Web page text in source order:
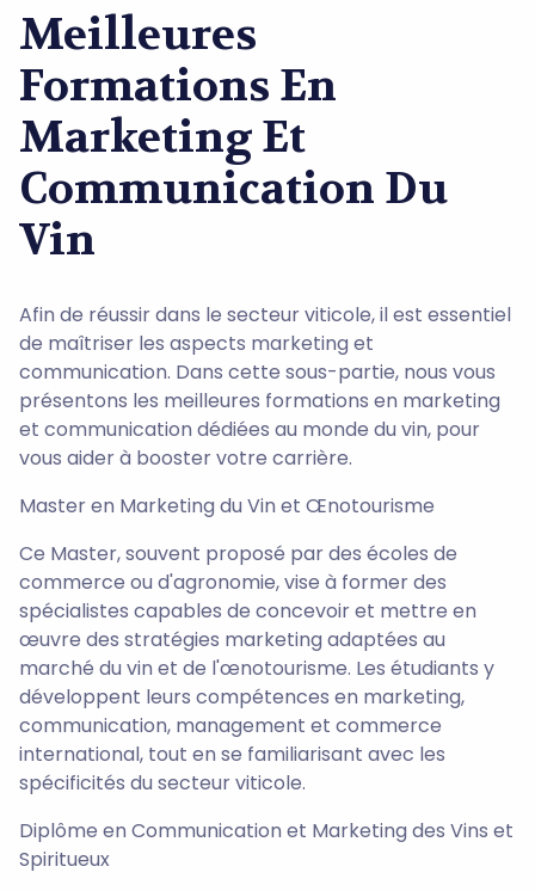
Meilleures
Formations En
Marketing Et
Communication Du
Vin
Afin de réussir dans le secteur viticole, il est essentiel
de maîtriser les aspects marketing et
communication. Dans cette sous-partie, nous vous
présentons les meilleures formations en marketing
et communication dédiées au monde du vin, pour
vous aider à booster votre carrière.
Master en Marketing du Vin et Œnotourisme
Ce Master, souvent proposé par des écoles de
commerce ou d'agronomie, vise à former des
spécialistes capables de concevoir et mettre en
œuvre des stratégies marketing adaptées au
marché du vin et de l'œnotourisme. Les étudiants y
développent leurs compétences en marketing,
communication, management et commerce
international, tout en se familiarisant avec les
spécificités du secteur viticole.
Diplôme en Communication et Marketing des Vins et
Spiritueux